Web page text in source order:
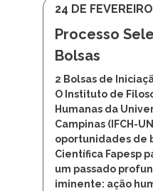
24 DE
Processo
Bolsas
2 Bolsas de
O Instituto de
Humanas da
Campinas (IFCH-
oportunidades de
Científica Fapesp
um passado
iminente: ação